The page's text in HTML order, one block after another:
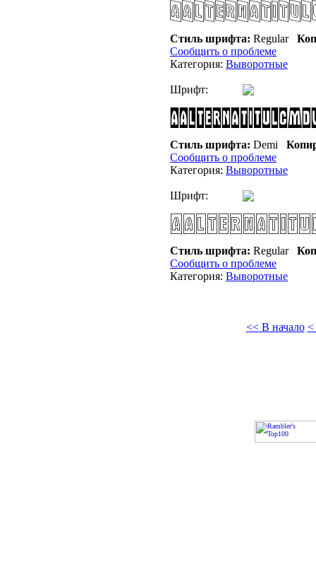
Стиль шрифта: Regular
Сообщить о проблеме
Категория: Выворотные
Шрифт:
Стиль шрифта: Demi
Сообщить о проблеме
Категория: Выворотные
Шрифт:
Стиль шрифта: Regular
Сообщить о проблеме
Категория: Выворотные
<< В начало <